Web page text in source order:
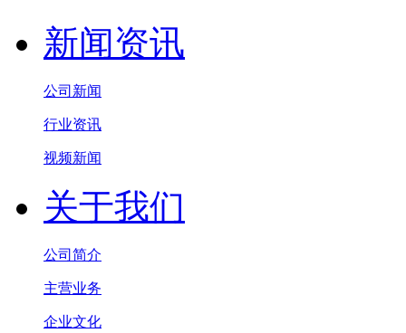
新闻资讯
公司新闻
行业资讯
视频新闻
关于我们
公司简介
主营业务
企业文化